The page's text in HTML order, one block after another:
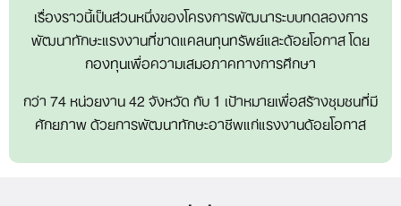
เรื่องราวนี้เป็นส่วนหนึ่งของโครงการพัฒนาระบบทดลองการ
พัฒนาทักษะแรงงานที่ขาดแคลนทุนทรัพย์และด้อยโอกาส โดย
กองทุนเพื่อความเสมอภาคทางการศึกษา
กว่า 74 หน่วยงาน 42 จังหวัด กับ 1 เป้าหมายเพื่อสร้างชุมชนที่มี
ศักยภาพ ด้วยการพัฒนาทักษะอาชีพแก่แรงงานด้อยโอกาส